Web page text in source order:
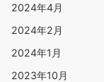
2024年4月
2024年2月
2024年1月
2023年10月